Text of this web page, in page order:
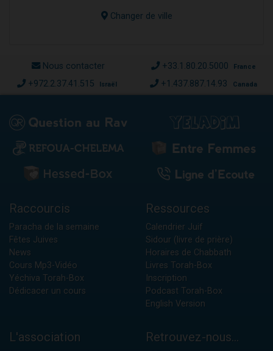
Changer de ville
Nous contacter +33.1.80.20.5000 France
+972.2.37.41.515 Israël +1.437.887.14.93 Canada
Raccourcis
Paracha de la semaine
Fêtes Juives
News
Cours Mp3-Vidéo
Yéchiva Torah-Box
Dédicacer un cours
Ressources
Calendrier Juif
Sidour (livre de prière)
Horaires de Chabbath
Livres Torah-Box
Inscription
Podcast Torah-Box
English Version
L'association Retrouvez-nous...